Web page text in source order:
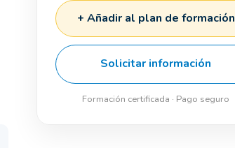
+ Añadir al plan de formación
Solicitar información
Formación certificada · Pago seguro